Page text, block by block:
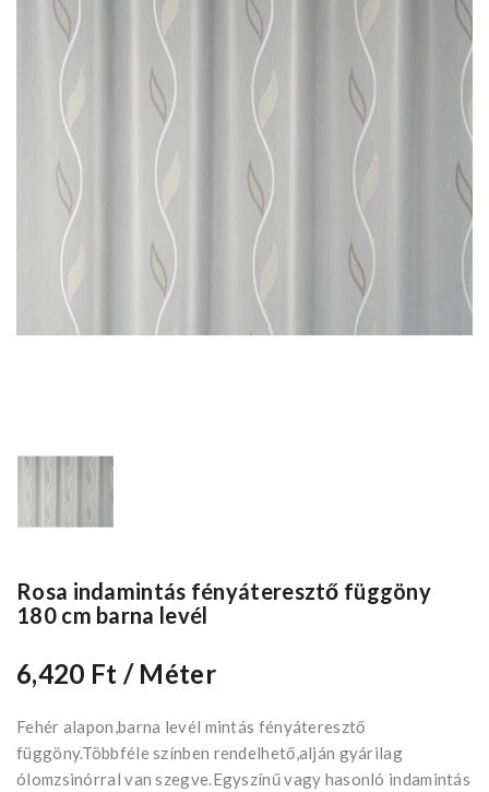
Rosa indamintás fényáteresztő függöny
180 cm barna levél
6,420 Ft / Méter
Fehér alapon,barna levél mintás fényáteresztő
függöny.Többféle színben rendelhető,alján gyárilag
ólomzsinórral van szegve.Egyszínű vagy hasonló indamintás